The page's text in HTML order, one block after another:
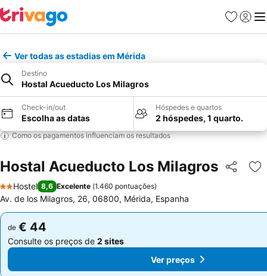
Favoritos
Iniciar
Ver todas as estadias em Mérida
Destino
Hostal Acueducto Los Milagros
Check-in/out
Escolha as datas
Hóspedes e quartos
2 hóspedes, 1 quarto.
Como os pagamentos influenciam os resultados
Hostal Acueducto Los Milagros Partilhar
2 Estrelas
Hostel 8,6 Excelente (1.460 pontuações)
Av. de los Milagros, 26, 06800, Mérida, Espanha
de € 44
Consulte os preços de 2 sites
de € 44
Consulte os preços de 2 sites
Ver preços